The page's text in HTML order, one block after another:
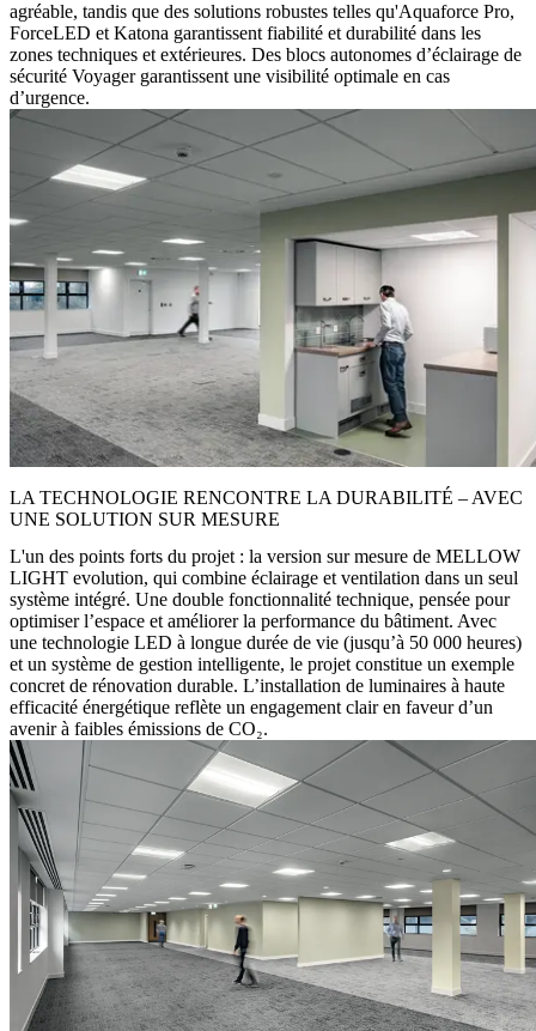
agréable, tandis que des solutions robustes telles qu'Aquaforce Pro,
ForceLED et Katona garantissent fiabilité et durabilité dans les
zones techniques et extérieures. Des blocs autonomes d’éclairage de
sécurité Voyager garantissent une visibilité optimale en cas
d’urgence.
LA TECHNOLOGIE RENCONTRE LA DURABILITÉ – AVEC
UNE SOLUTION SUR MESURE
L'un des points forts du projet : la version sur mesure de MELLOW
LIGHT evolution, qui combine éclairage et ventilation dans un seul
système intégré. Une double fonctionnalité technique, pensée pour
optimiser l’espace et améliorer la performance du bâtiment. Avec
une technologie LED à longue durée de vie (jusqu’à 50 000 heures)
et un système de gestion intelligente, le projet constitue un exemple
concret de rénovation durable. L’installation de luminaires à haute
efficacité énergétique reflète un engagement clair en faveur d’un
avenir à faibles émissions de CO₂.